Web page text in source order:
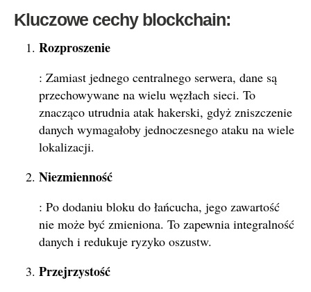
Kluczowe cechy blockchain:
Rozproszenie
: Zamiast jednego centralnego serwera, dane są
przechowywane na wielu węzłach sieci. To
znacząco utrudnia atak hakerski, gdyż zniszczenie
danych wymagałoby jednoczesnego ataku na wiele
lokalizacji.
Niezmienność
: Po dodaniu bloku do łańcucha, jego zawartość
nie może być zmieniona. To zapewnia integralność
danych i redukuje ryzyko oszustw.
Przejrzystość